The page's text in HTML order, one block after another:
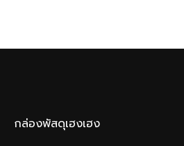
กล่องพัสดุเฮงเฮง